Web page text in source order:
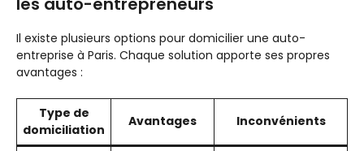
Il existe plusieurs options pour domicilier une auto-
entreprise à Paris. Chaque solution apporte ses propres
avantages :
Type de
domiciliation
Avantages Inconvénients